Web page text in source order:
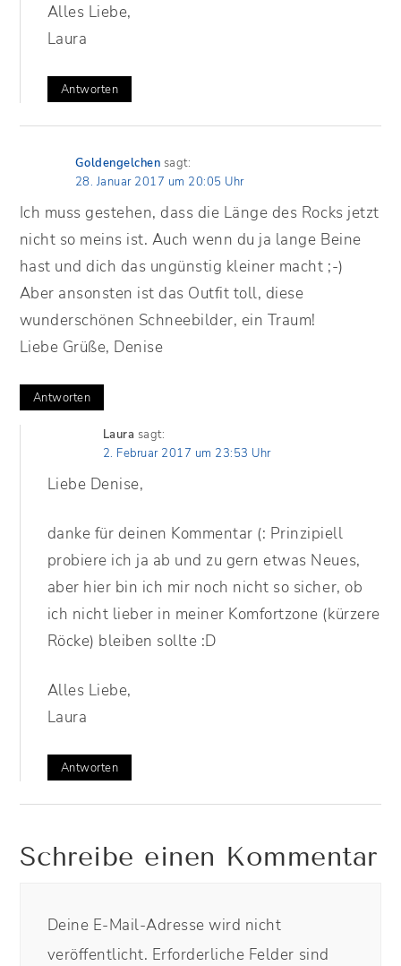
Alles Liebe,
Laura
Antworten
Goldengelchen sagt:
28. Januar 2017 um 20:05 Uhr
Ich muss gestehen, dass die Länge des Rocks jetzt
nicht so meins ist. Auch wenn du ja lange Beine
hast und dich das ungünstig kleiner macht ;-)
Aber ansonsten ist das Outfit toll, diese
wunderschönen Schneebilder, ein Traum!
Liebe Grüße, Denise
Antworten
Laura sagt:
2. Februar 2017 um 23:53 Uhr
Liebe Denise,
danke für deinen Kommentar (: Prinzipiell
probiere ich ja ab und zu gern etwas Neues,
aber hier bin ich mir noch nicht so sicher, ob
ich nicht lieber in meiner Komfortzone (kürzere
Röcke) bleiben sollte :D
Alles Liebe,
Laura
Antworten
Schreibe einen Kommentar
Deine E-Mail-Adresse wird nicht
veröffentlicht. Erforderliche Felder sind